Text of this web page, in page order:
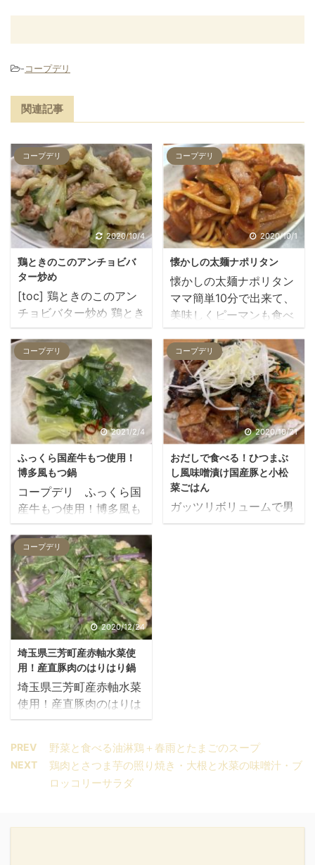
-コープデリ
関連記事
コープデリ
2020/10/4
鶏ときのこのアンチョビバ
ター炒め
[toc] 鶏ときのこのアン
チョビバター炒め 鶏とき
のこ！こどもが食べてく
れるかなと思い選んだお
てがるごはん ママco-
opdeliの作り方には所要
時間10分。きのこも食べ
れてキャベツもいっぱ
い。 ご家庭でご用意いた
だくもの 油 ポイント フ
ライパンに油（大さじ
１）をひき、鶏もも肉を
入れ、中火で焼く2分焼
きます。 ミックス野菜
（キャベツ・ぶなしめ
じ）とミックス野菜（じ
ゃがいも・ブロッコリ
ー）を加え、約2分炒め
ます。 たれを加え、約1
分炒め合わせたら出来上
がりです。 今回の届いた
中身 【おすすめ度】
★☆☆☆ ...
コープデリ
2020/10/1
懐かしの太麺ナポリタン
懐かしの太麺ナポリタン
ママ簡単10分で出来て、
美味しくピーマンも食べ
てほしいと選んだおてが
るごはん 昔ながらのナポ
リタン 下ごしらえ 自宅
で用意するもの 油 今
回の材料です。 作り方
作り方 フライパンを熱し
油大さじ1をなじませ、
中火で玉ねぎ、ピーマ
ン、ウィンナーを約2分
間ほど炒めます。 湯でパ
スタを加えて、中火で約
コープデリ
2021/2/4
ふっくら国産牛もつ使用！
博多風もつ鍋
コープデリ ふっくら国
産牛もつ使用！博多風も
つ鍋 ママお家でなかなか
食べられないもつ鍋！居
酒屋気分で選びました。
もつ鍋とは？ 牛または豚
のもつとニラやキャベツ
とニンニクの他、お好み
で唐辛子を入れ火にかけ
る鍋料理です。博多が発
祥と言われ、関東でも食
べるようになったのは
2000年前後の様です。
味付けはしょうゆ、み
いろな味付けがありま
す。 ★ママ楽チン★毎
日のお買物が玄関先に届
使用！博多風もつ鍋の材
コープデリ
2020/10/21
おだしで食べる！ひつまぶ
し風味噌漬け国産豚と小松
菜ごはん
ガッツリボリュームで男
の人も大満足！ co-op
ゆ 味噌漬け豚肉、取り出
すときにはねるので注意
ごはん（500g） おだし
コープデリ
2020/12/24
埼玉県三芳町産赤軸水菜使
用！産直豚肉のはりはり鍋
埼玉県三芳町産赤軸水菜
使用！産直豚肉のはりは
り鍋 co-op deli 埼玉県
産直豚肉のはりはり鍋 マ
マ寒い日には温かいお鍋
が食べたい！と選んだお
PREV 野菜と食べる油淋鶏＋春雨とたまごのスープ
NEXT
鶏肉とさつま芋の照り焼き・大根と水菜の味噌汁・ブ
ロッコリーサラダ